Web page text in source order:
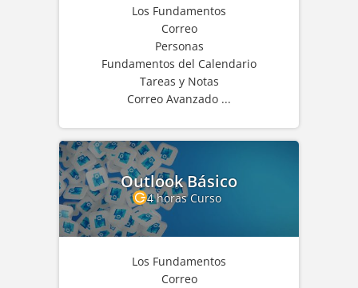
Los Fundamentos
Correo
Personas
Fundamentos del Calendario
Tareas y Notas
Correo Avanzado ...
Outlook Básico
4 horas Curso
Los Fundamentos
Correo